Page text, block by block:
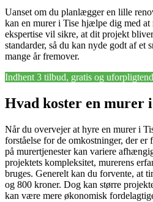
Uanset om du planlægger en lille
kan en murer i Tise hjælpe dig med at
ekspertise vil sikre, at dit projekt
standarder, så du kan nyde godt af et
mange år fremover.
Indhent 3 tilbud, gratis og
Hvad koster en murer
Når du overvejer at hyre en murer i
forståelse for de omkostninger, der er
på murertjenester kan variere
projektets kompleksitet, murerens
bruges. Generelt kan du forvente, at
og 800 kroner. Dog kan større
kan være mere økonomisk